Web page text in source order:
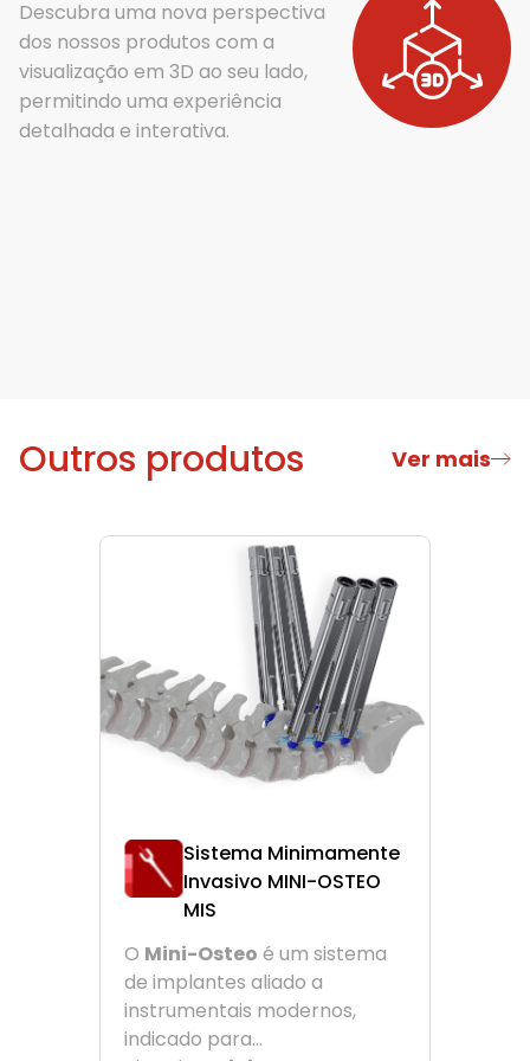
Parafusos para Listese;
Hastes com diâmetro de 5,5 mm e
comprimentos que variam de 35 mm a 500
mm;
Haste com ponta sextavada, proporciona
o movimento de rotação para cirurgias de
Descubra uma nova perspectiva
dos nossos produtos com a
visualização em 3D ao seu lado,
permitindo uma experiência
detalhada e interativa.
Outros produtos Ver mais
Sistema Minimamente
Invasivo MINI-OSTEO
MIS
O Mini-Osteo é um sistema
de implantes aliado a
instrumentais modernos,
indicado para